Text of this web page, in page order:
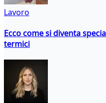
Lavoro
Ecco come si diventa
termici